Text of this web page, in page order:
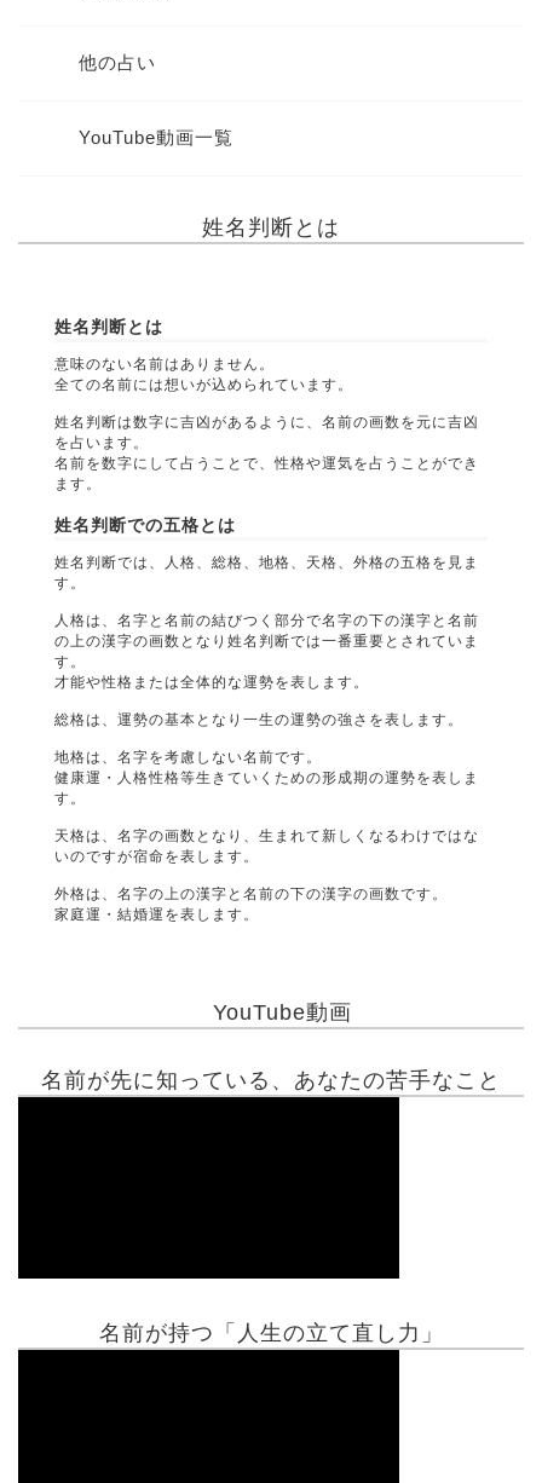
他の占い
YouTube動画一覧
姓名判断とは
姓名判断とは
意味のない名前はありません。
全ての名前には想いが込められています。
姓名判断は数字に吉凶があるように、名前の画数を元に吉凶
を占います。
名前を数字にして占うことで、性格や運気を占うことができ
ます。
姓名判断での五格とは
姓名判断では、人格、総格、地格、天格、外格の五格を見ま
す。
人格は、名字と名前の結びつく部分で名字の下の漢字と名前
の上の漢字の画数となり姓名判断では一番重要とされていま
す。
才能や性格または全体的な運勢を表します。
総格は、運勢の基本となり一生の運勢の強さを表します。
地格は、名字を考慮しない名前です。
健康運・人格性格等生きていくための形成期の運勢を表しま
す。
天格は、名字の画数となり、生まれて新しくなるわけではな
いのですが宿命を表します。
外格は、名字の上の漢字と名前の下の漢字の画数です。
家庭運・結婚運を表します。
YouTube動画
名前が先に知っている、あなたの苦手なこと
名前が持つ「人生の立て直し力」